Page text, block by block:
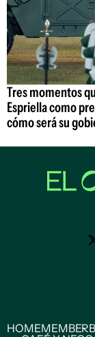
Tres momentos
Espriella como
cómo será su
HOMEMEMBER